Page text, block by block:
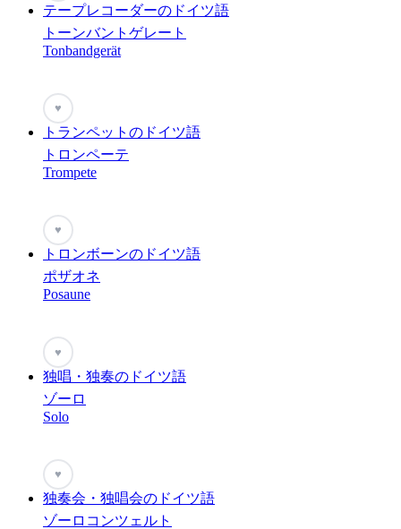
テープレコーダーのドイツ語
トーンバントゲレート
Tonbandgerät
♥
トランペットのドイツ語
トロンペーテ
Trompete
♥
トロンボーンのドイツ語
ポザオネ
Posaune
♥
独唱・独奏のドイツ語
ゾーロ
Solo
♥
独奏会・独唱会のドイツ語
ゾーロコンツェルト